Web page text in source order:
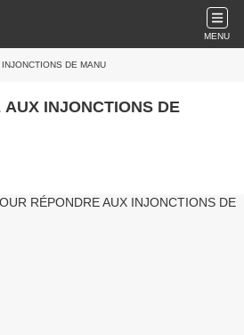
MENU
DE MANU
AUX INJONCTIONS DE